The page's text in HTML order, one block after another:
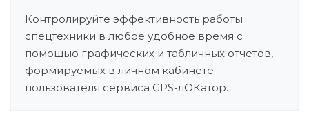
Контролируйте эффективность работы
спецтехники в любое удобное время с
помощью графических и табличных отчетов,
формируемых в личном кабинете
пользователя сервиса GPS-лОКатор.